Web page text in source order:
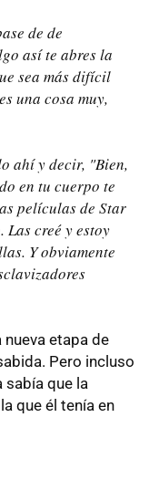
de de
así te abres la
sea más difícil
una cosa muy,
ahí y decir, "Bien,
en tu cuerpo te
películas de Star
Las creé y estoy
Y obviamente
etapa de
Pero incluso
que la
que él tenía en